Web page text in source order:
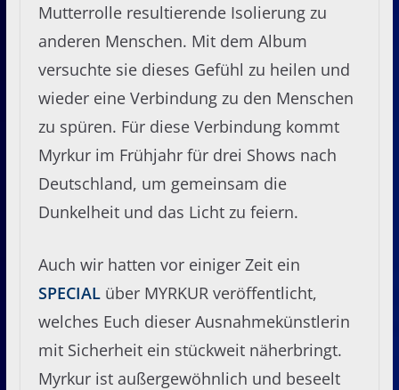
Mutterrolle resultierende Isolierung zu
anderen Menschen. Mit dem Album
versuchte sie dieses Gefühl zu heilen und
wieder eine Verbindung zu den Menschen
zu spüren. Für diese Verbindung kommt
Myrkur im Frühjahr für drei Shows nach
Deutschland, um gemeinsam die
Dunkelheit und das Licht zu feiern.
Auch wir hatten vor einiger Zeit ein
SPECIALüber MYRKUR veröffentlicht,
welches Euch dieser Ausnahmekünstlerin
mit Sicherheit ein stückweit näherbringt.
Myrkur ist außergewöhnlich und beseelt